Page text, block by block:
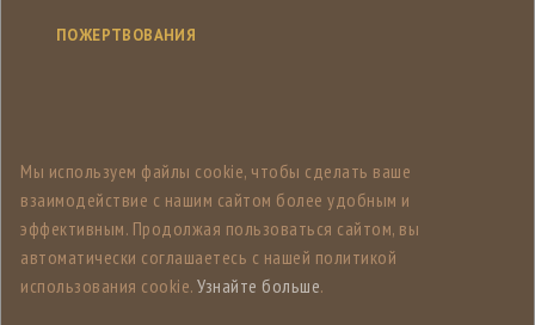
ПОЖЕРТВОВАНИЯ
Мы используем файлы cookie, чтобы сделать ваше
взаимодействие с нашим сайтом более удобным и
эффективным. Продолжая пользоваться сайтом, вы
автоматически соглашаетесь с нашей политикой
использования cookie. Узнайте больше.